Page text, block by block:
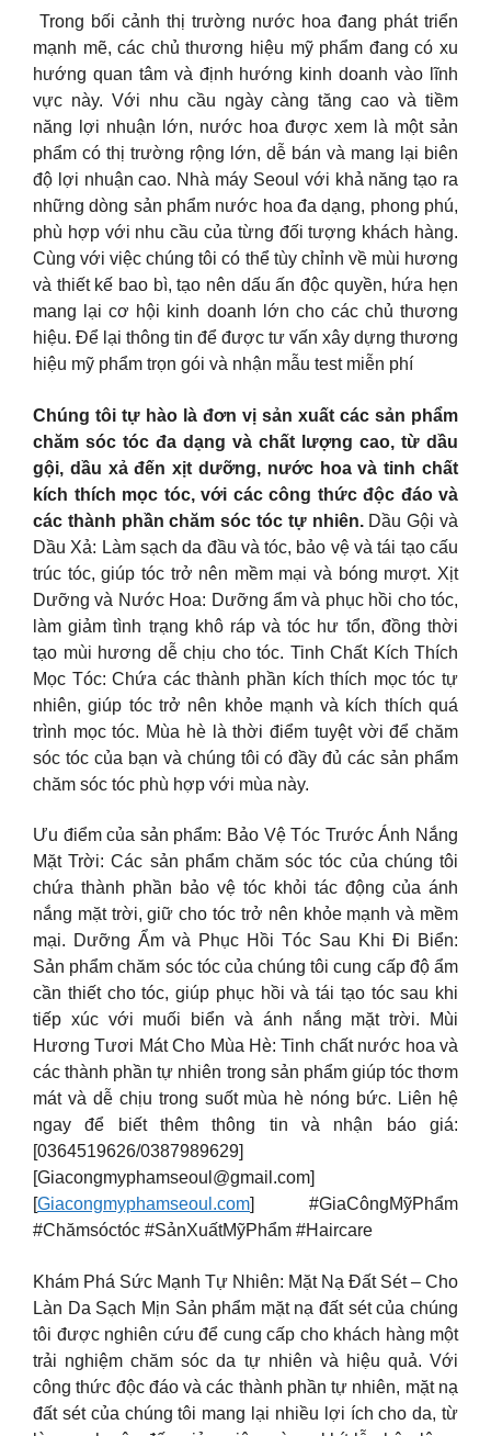
️ Trong bối cảnh thị trường nước hoa đang phát triển
mạnh mẽ, các chủ thương hiệu mỹ phẩm đang có xu
hướng quan tâm và định hướng kinh doanh vào lĩnh
vực này. Với nhu cầu ngày càng tăng cao và tiềm
năng lợi nhuận lớn, nước hoa được xem là một sản
phẩm có thị trường rộng lớn, dễ bán và mang lại biên
độ lợi nhuận cao. Nhà máy Seoul với khả năng tạo ra
những dòng sản phẩm nước hoa đa dạng, phong phú,
phù hợp với nhu cầu của từng đối tượng khách hàng.
Cùng với việc chúng tôi có thể tùy chỉnh về mùi hương
và thiết kế bao bì, tạo nên dấu ấn độc quyền, hứa hẹn
mang lại cơ hội kinh doanh lớn cho các chủ thương
hiệu. Để lại thông tin để được tư vấn xây dựng thương
hiệu mỹ phẩm trọn gói và nhận mẫu test miễn phí
Chúng tôi tự hào là đơn vị sản xuất các sản phẩm
chăm sóc tóc đa dạng và chất lượng cao, từ dầu
gội, dầu xả đến xịt dưỡng, nước hoa và tinh chất
kích thích mọc tóc, với các công thức độc đáo và
các thành phần chăm sóc tóc tự nhiên.Dầu Gội và
Dầu Xả: Làm sạch da đầu và tóc, bảo vệ và tái tạo cấu
trúc tóc, giúp tóc trở nên mềm mại và bóng mượt. Xịt
Dưỡng và Nước Hoa: Dưỡng ẩm và phục hồi cho tóc,
làm giảm tình trạng khô ráp và tóc hư tổn, đồng thời
tạo mùi hương dễ chịu cho tóc. Tinh Chất Kích Thích
Mọc Tóc: Chứa các thành phần kích thích mọc tóc tự
nhiên, giúp tóc trở nên khỏe mạnh và kích thích quá
trình mọc tóc. Mùa hè là thời điểm tuyệt vời để chăm
sóc tóc của bạn và chúng tôi có đầy đủ các sản phẩm
chăm sóc tóc phù hợp với mùa này.
Ưu điểm của sản phẩm: Bảo Vệ Tóc Trước Ánh Nắng
Mặt Trời: Các sản phẩm chăm sóc tóc của chúng tôi
chứa thành phần bảo vệ tóc khỏi tác động của ánh
nắng mặt trời, giữ cho tóc trở nên khỏe mạnh và mềm
mại. Dưỡng Ẩm và Phục Hồi Tóc Sau Khi Đi Biển:
Sản phẩm chăm sóc tóc của chúng tôi cung cấp độ ẩm
cần thiết cho tóc, giúp phục hồi và tái tạo tóc sau khi
tiếp xúc với muối biển và ánh nắng mặt trời. Mùi
Hương Tươi Mát Cho Mùa Hè: Tinh chất nước hoa và
các thành phần tự nhiên trong sản phẩm giúp tóc thơm
mát và dễ chịu trong suốt mùa hè nóng bức. Liên hệ
ngay để biết thêm thông tin và nhận báo giá:
[0364519626/0387989629]
[Giacongmyphamseoul@gmail.com]
[Giacongmyphamseoul.com] #GiaCôngMỹPhẩm
#Chămsóctóc #SảnXuấtMỹPhẩm #Haircare
Khám Phá Sức Mạnh Tự Nhiên: Mặt Nạ Đất Sét – Cho
Làn Da Sạch Mịn Sản phẩm mặt nạ đất sét của chúng
tôi được nghiên cứu để cung cấp cho khách hàng một
trải nghiệm chăm sóc da tự nhiên và hiệu quả. Với
công thức độc đáo và các thành phần tự nhiên, mặt nạ
đất sét của chúng tôi mang lại nhiều lợi ích cho da, từ